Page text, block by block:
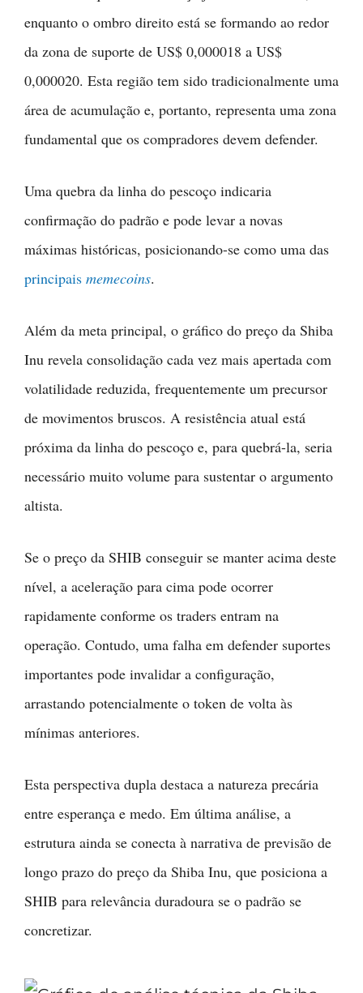
enquanto o ombro direito está se formando ao redor
da zona de suporte de US$ 0,000018 a US$
0,000020. Esta região tem sido tradicionalmente uma
área de acumulação e, portanto, representa uma zona
fundamental que os compradores devem defender.
Uma quebra da linha do pescoço indicaria
confirmação do padrão e pode levar a novas
máximas históricas, posicionando-se como uma das
principais memecoins.
Além da meta principal, o gráfico do preço da Shiba
Inu revela consolidação cada vez mais apertada com
volatilidade reduzida, frequentemente um precursor
de movimentos bruscos. A resistência atual está
próxima da linha do pescoço e, para quebrá-la, seria
necessário muito volume para sustentar o argumento
altista.
Se o preço da SHIB conseguir se manter acima deste
nível, a aceleração para cima pode ocorrer
rapidamente conforme os traders entram na
operação. Contudo, uma falha em defender suportes
importantes pode invalidar a configuração,
arrastando potencialmente o token de volta às
mínimas anteriores.
Esta perspectiva dupla destaca a natureza precária
entre esperança e medo. Em última análise, a
estrutura ainda se conecta à narrativa de previsão de
longo prazo do preço da Shiba Inu, que posiciona a
SHIB para relevância duradoura se o padrão se
concretizar.